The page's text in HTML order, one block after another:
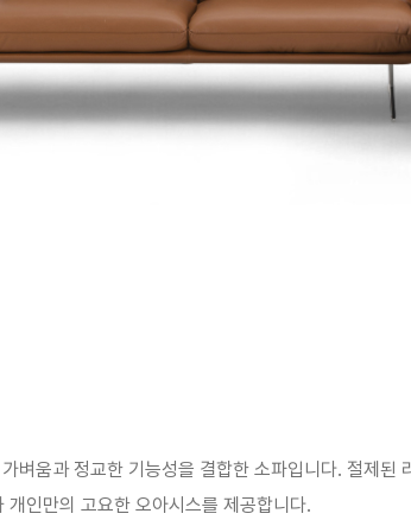
벼움과 정교한 기능성을 결합한 소파입니다. 절제된
개인만의 고요한 오아시스를 제공합니다.